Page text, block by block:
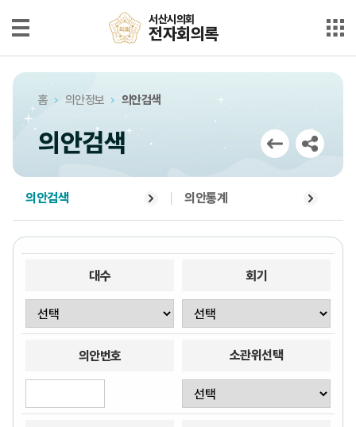
서산시의회
전자회의록
최근회의록
단순검색
상세검색
부록검색
의안정보
서산시의회
전자회의록
홈 의안정보 의안검색
의안검색
의안검색 의안통계
대수 회기
의안번호 소관위선택